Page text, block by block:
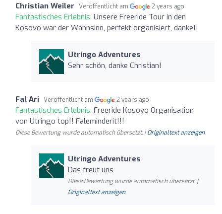
Christian Weiler Veröffentlicht am 2 years ago
Fantastisches Erlebnis: Unsere Freeride Tour in den
Kosovo war der Wahnsinn, perfekt organisiert, danke!!
Utringo Adventures
Sehr schön, danke Christian!
Fal Ari Veröffentlicht am 2 years ago
Fantastisches Erlebnis: Freeride Kosovo Organisation
von Utringo top!! Faleminderit!!!
Diese Bewertung wurde automatisch übersetzt. |Originaltext anzeigen
Utringo Adventures
Das freut uns
Diese Bewertung wurde automatisch übersetzt. |
Originaltext anzeigen